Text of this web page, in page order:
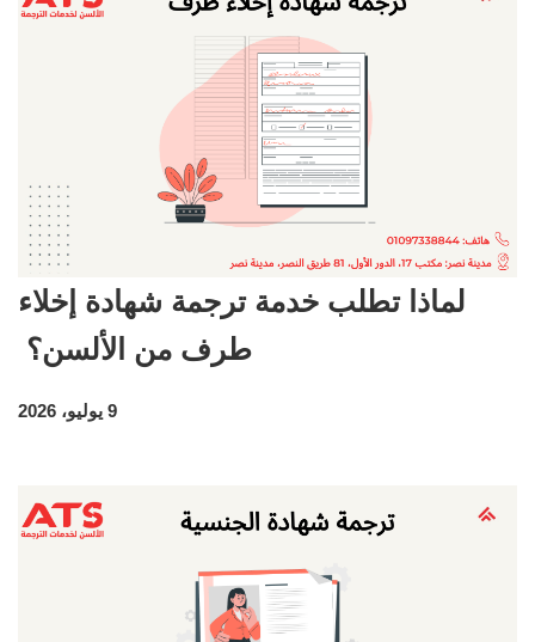
لماذا تطلب خدمة ترجمة شهادة إخلاء
طرف من الألسن؟
9 يوليو، 2026